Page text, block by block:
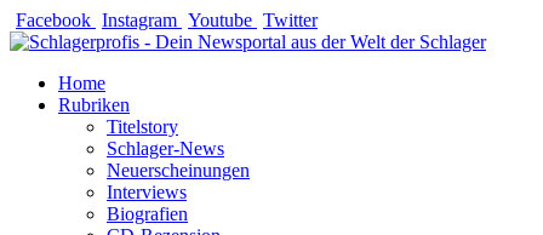
Zum
Inhalt
Facebook Instagram Youtube Twitter
Home
Rubriken
Titelstory
Schlager-News
Neuerscheinungen
Interviews
Biografien